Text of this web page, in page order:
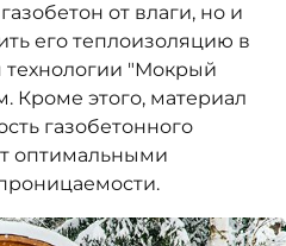
от влаги, но и
его теплоизоляцию в
"Мокрый
Кроме этого, материал
газобетонного
оптимальными